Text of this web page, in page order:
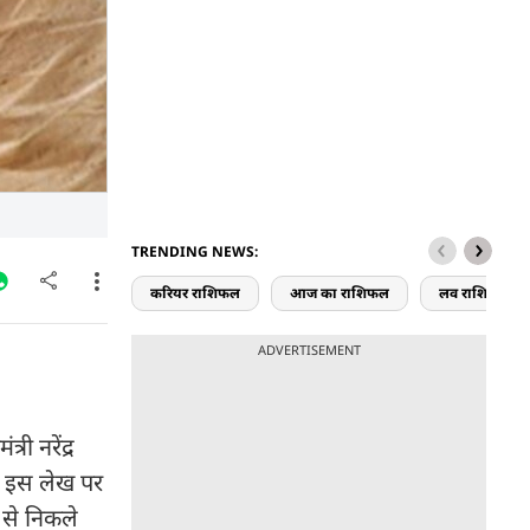
नरेंद्र
इस लेख पर
से निकले
TRENDING NEWS:
करियर राशिफल आज का राशिफल लव राशिफल
ADVERTISEMENT